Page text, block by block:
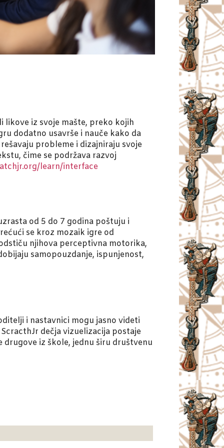
likove iz svoje mašte, preko kojih
dodatno usavrše i nauče kako da
probleme i dizajniraju svoje
čime se podržava razvoj
learn/interface
od 5 do 7 godina poštuju i
se kroz mozaik igre od
njihova perceptivna motorika,
samopouzdanje, ispunjenost,
i nastavnici mogu jasno videti
dečja vizuelizacija postaje
drugove iz škole, jednu širu društvenu